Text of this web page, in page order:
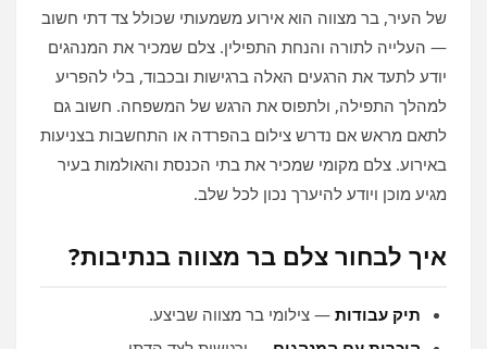
של העיר, בר מצווה הוא אירוע משמעותי שכולל צד דתי חשוב
— העלייה לתורה והנחת התפילין. צלם שמכיר את המנהגים
יודע לתעד את הרגעים האלה ברגישות ובכבוד, בלי להפריע
למהלך התפילה, ולתפוס את הרגש של המשפחה. חשוב גם
לתאם מראש אם נדרש צילום בהפרדה או התחשבות בצניעות
באירוע. צלם מקומי שמכיר את בתי הכנסת והאולמות בעיר
מגיע מוכן ויודע להיערך נכון לכל שלב.
איך לבחור צלם בר מצווה בנתיבות?
תיק עבודות — צילומי בר מצווה שביצע.